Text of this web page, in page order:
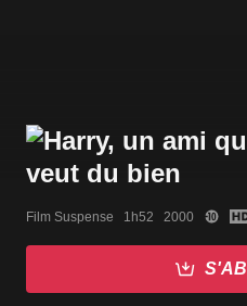
Film Suspense   1h52   2000